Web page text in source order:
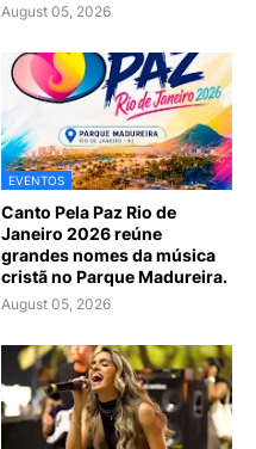
August 05, 2026
EVENTOS
Canto Pela Paz Rio de
Janeiro 2026 reúne
grandes nomes da música
cristã no Parque Madureira.
August 05, 2026